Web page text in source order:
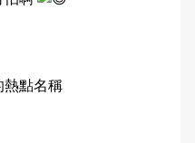
熱點名稱